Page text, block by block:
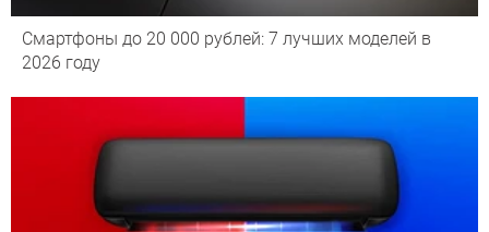
Смартфоны до 20 000 рублей: 7 лучших моделей в
2026 году